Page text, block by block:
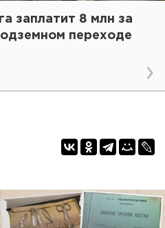
заплатит 8 млн за
переходе